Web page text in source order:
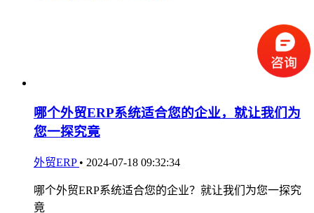
哪个外贸ERP系统适合您的企业，就让我们为
您一探究竟
外贸ERP • 2024-07-18 09:32:34
哪个外贸ERP系统适合您的企业？就让我们为您一探究
竟